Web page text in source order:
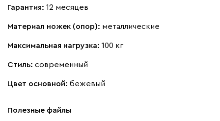
Гарантия: 12 месяцев
Материал ножек (опор): металлические
Максимальная нагрузка: 100 кг
Стиль: современный
Цвет основной: бежевый
Полезные файлы